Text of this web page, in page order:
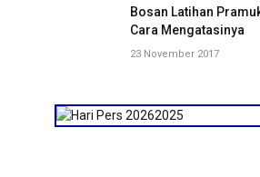
Bosan Latihan
Cara Mengatasinya
23 November 2017